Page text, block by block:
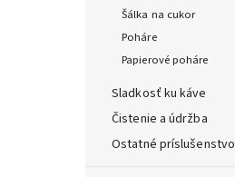
Šálka na cukor
Poháre
Papierové poháre
Sladkosť ku káve
Čistenie a údržba
Ostatné príslušenstvo